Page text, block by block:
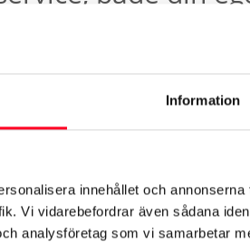
Information
innehållet och
Vi vidarebefordrar även sådana
analysföretag som vi samarbetar
auktoriserade verkstäder
av den som utför servicen.
.